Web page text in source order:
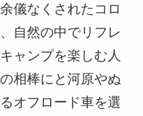
儀なくされたコロ
自然の中でリフレ
ャンプを楽しむ人
相棒にと河原やぬ
オフロード車を選